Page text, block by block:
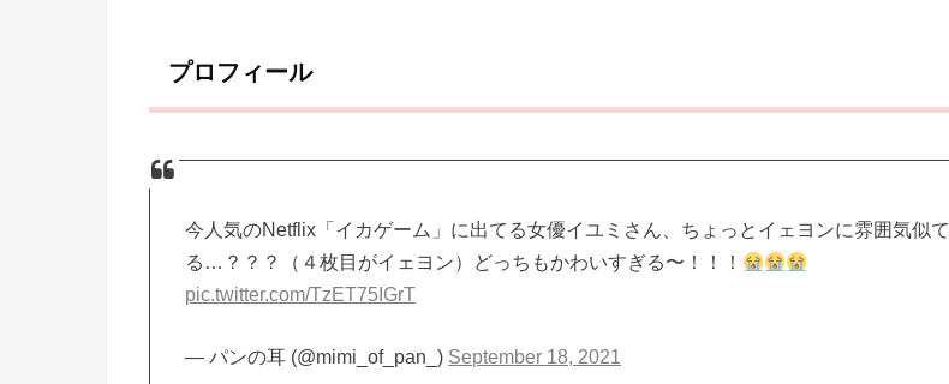
プロフィール
今人気のNetflix「イカゲーム」に出てる女優イユミさん、ちょっとイェヨンに雰囲気似て
る…？？？（４枚目がイェヨン）どっちもかわいすぎる〜！！！
pic.twitter.com/TzET75IGrT
— パンの耳 (@mimi_of_pan_) September 18, 2021